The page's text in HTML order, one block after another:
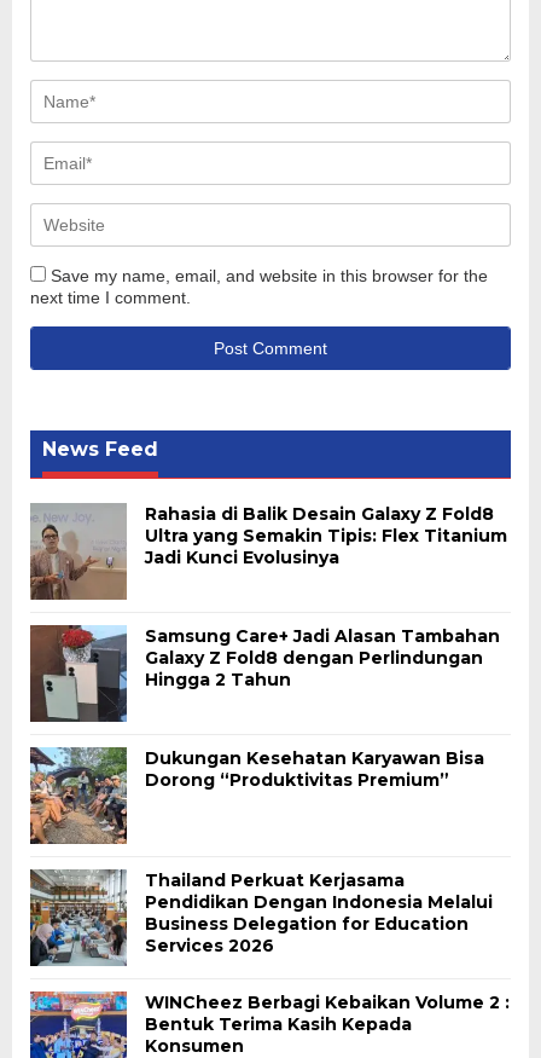
Save my name, email, and website in this browser for the
next time I comment.
News Feed
Rahasia di Balik Desain Galaxy Z Fold8
Ultra yang Semakin Tipis: Flex Titanium
Jadi Kunci Evolusinya
Samsung Care+ Jadi Alasan Tambahan
Galaxy Z Fold8 dengan Perlindungan
Hingga 2 Tahun
Dukungan Kesehatan Karyawan Bisa
Dorong “Produktivitas Premium”
Thailand Perkuat Kerjasama
Pendidikan Dengan Indonesia Melalui
Business Delegation for Education
Services 2026
WINCheez Berbagi Kebaikan Volume 2 :
Bentuk Terima Kasih Kepada
Konsumen